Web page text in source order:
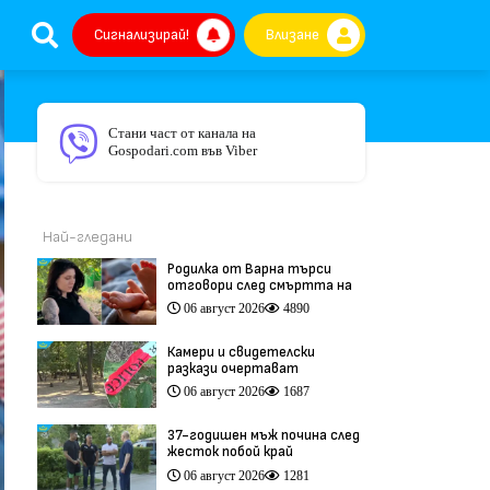
Сигнализирай! Влизане
Стани част от канала на
Gospodari.com във Viber
Най-гледани
Родилка от Варна търси
отговори след смъртта на
бебето ѝ дни преди секцио
(видео)
06 август 2026 4890
Камери и свидетелски
разкази очертават
хронологията на фаталния
побой край Младежкия хълм
06 август 2026 1687
37-годишен мъж почина след
жесток побой край
Младежкия хълм в Пловдив
(видео)
06 август 2026 1281